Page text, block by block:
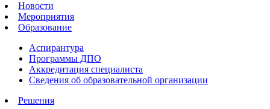
Новости
Мероприятия
Образование
Аспирантура
Программы ДПО
Аккредитация специалиста
Сведения об образовательной организации
Решения